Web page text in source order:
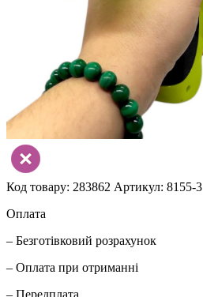
Код товару: 283862 Артикул: 8155-3
Оплата
– Безготівковий розрахунок
– Оплата при отриманні
– Передплата